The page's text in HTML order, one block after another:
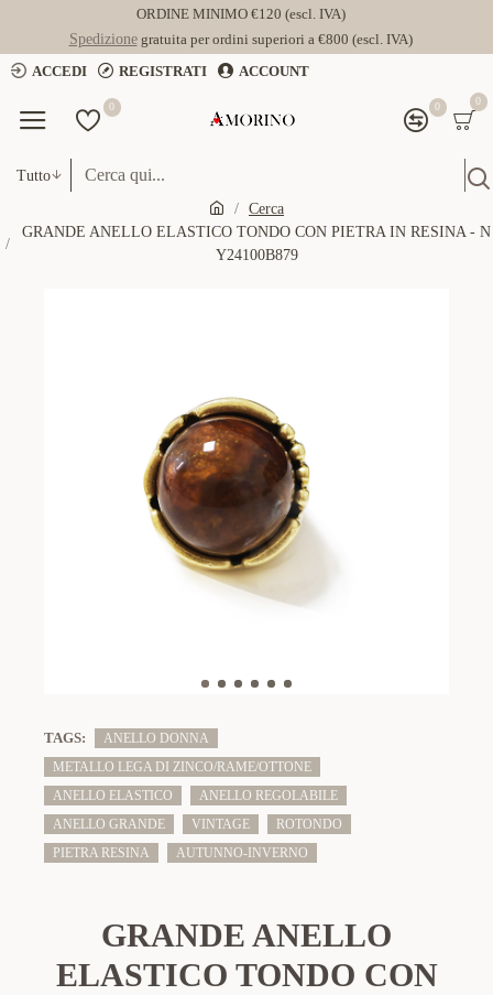
ORDINE MINIMO €120 (escl. IVA)
Spedizionegratuita per ordini superiori a €800 (escl. IVA)
ACCEDI
REGISTRATI ACCOUNT
0 0 0
Tutto
Cerca
GRANDE ANELLO ELASTICO TONDO CON PIETRA IN RESINA - N
Y24100B879
TAGS:
ANELLO DONNA
METALLO LEGA DI ZINCO/RAME/OTTONE
ANELLO ELASTICO
ANELLO REGOLABILE
ANELLO GRANDE
VINTAGE
ROTONDO
PIETRA RESINA
AUTUNNO-INVERNO
GRANDE ANELLO
ELASTICO TONDO CON